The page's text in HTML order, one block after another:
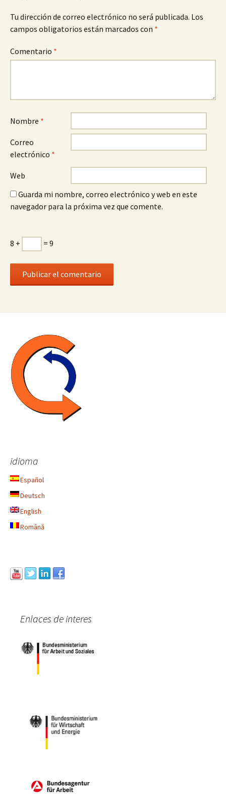
Tu dirección de correo electrónico no será publicada. Los
campos obligatorios están marcados con *
Comentario *
Nombre *
Correo
electrónico *
Web
Guarda mi nombre, correo electrónico y web en este
navegador para la próxima vez que comente.
8 + = 9
idioma
Español
Deutsch
English
Română
Enlaces de interes